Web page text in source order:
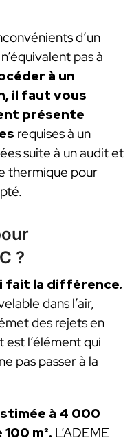
d’un
pas à
à un
il faut vous
présente
requises à un
suite à un audit et
thermique pour
?
fait la différence.
dans l’air,
des rejets en
l’élément qui
pas passer à la
à 4 000
m². L’ADEME